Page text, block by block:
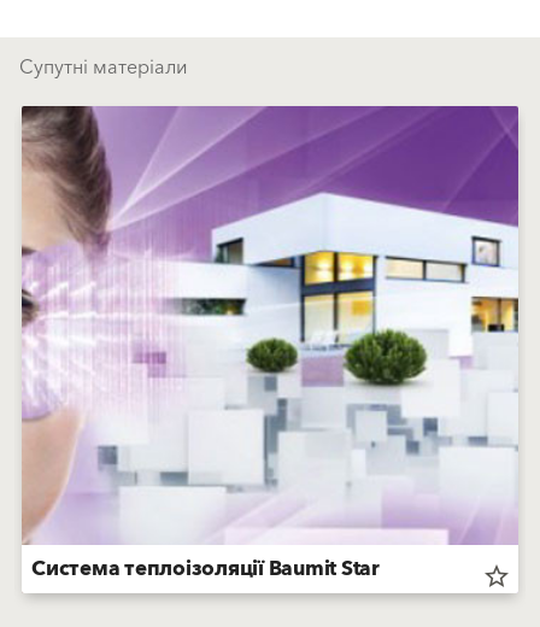
Супутні матеріали
Система теплоізоляції Baumit Star star_border